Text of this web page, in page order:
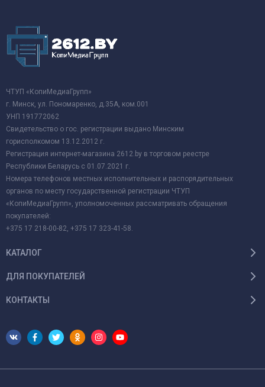
ЧТУП «КопиМедиаГрупп»
г. Минск, ул. Пономаренко, д.35А, ком.001
УНП 191772062
Свидетельство о гос. регистрации выдано Минским
горисполкомом 13.12.2012 г.
Регистрация интернет-магазина 2612.by в торговом реестре
Республики Беларусь с 01.07.2021 г.
Номера телефонов местных исполнительных и распорядительных
органов по месту государственной регистрации ЧТУП
«КопиМедиаГрупп», уполномоченных рассматривать обращения
покупателей:
+375 17 218-00-82, +375 17 323-41-58.
КАТАЛОГ
ДЛЯ ПОКУПАТЕЛЕЙ
КОНТАКТЫ